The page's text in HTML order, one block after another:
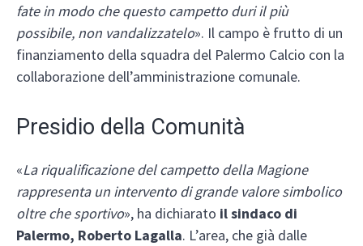
fate in modo che questo campetto duri il più
possibile, non vandalizzatelo». Il campo è frutto di un
finanziamento della squadra del Palermo Calcio con la
collaborazione dell’amministrazione comunale.
Presidio della Comunità
«La riqualificazione del campetto della Magione
rappresenta un intervento di grande valore simbolico
oltre che sportivo», ha dichiarato il sindaco di
Palermo, Roberto Lagalla. L’area, che già dalle